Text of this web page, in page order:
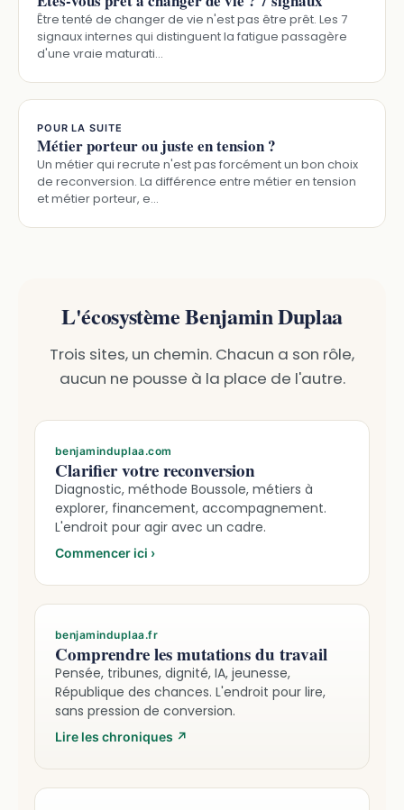
Être tenté de changer de vie n'est pas être prêt. Les 7
signaux internes qui distinguent la fatigue passagère
d'une vraie maturati…
POUR LA SUITE
Métier porteur ou juste en tension ?
Un métier qui recrute n'est pas forcément un bon choix
de reconversion. La différence entre métier en tension
et métier porteur, e…
L'écosystème Benjamin Duplaa
Trois sites, un chemin. Chacun a son rôle,
aucun ne pousse à la place de l'autre.
benjaminduplaa.com
Clarifier votre reconversion
Diagnostic, méthode Boussole, métiers à
explorer, financement, accompagnement.
L'endroit pour agir avec un cadre.
Commencer ici ›
benjaminduplaa.fr
Comprendre les mutations du travail
Pensée, tribunes, dignité, IA, jeunesse,
République des chances. L'endroit pour lire,
sans pression de conversion.
Lire les chroniques ↗